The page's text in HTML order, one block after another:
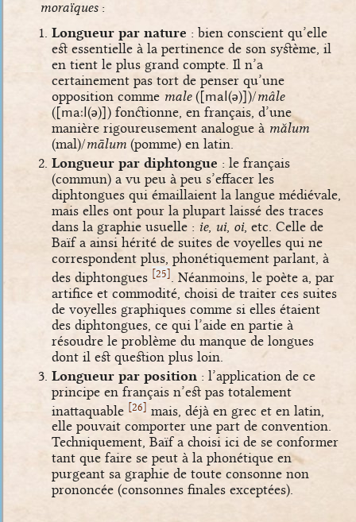
moraïques:
Longueur par nature : bien conscient qu’elle
est essentielle à la pertinence de son système, il
en tient le plus grand compte. Il n’a
certainement pas tort de penser qu’une
opposition comme male([mal(ə)])/mâle
([maːl(ə)]) fonctionne, en français, d’une
manière rigoureusement analogue à mălum
(mal)/mālum (pomme) en latin.
Longueur par diphtongue : le français
(commun) a vu peu à peu s’effacer les
diphtongues qui émaillaient la langue médiévale,
mais elles ont pour la plupart laissé des traces
dans la graphie usuelle : ie, ui, oi, etc. Celle de
Baïf a ainsi hérité de suites de voyelles qui ne
correspondent plus, phonétiquement parlant, à
des diphtongues [25]
. Néanmoins, le poète a, par
artifice et commodité, choisi de traiter ces suites
de voyelles graphiques comme si elles étaient
des diphtongues, ce qui l’aide en partie à
résoudre le problème du manque de longues
dont il est question plus loin.
Longueur par position : l’application de ce
principe en français n’est pas totalement
inattaquable [26] mais, déjà en grec et en latin,
elle pouvait comporter une part de convention.
Techniquement, Baïf a choisi ici de se conformer
tant que faire se peut à la phonétique en
purgeant sa graphie de toute consonne non
prononcée (consonnes finales exceptées).